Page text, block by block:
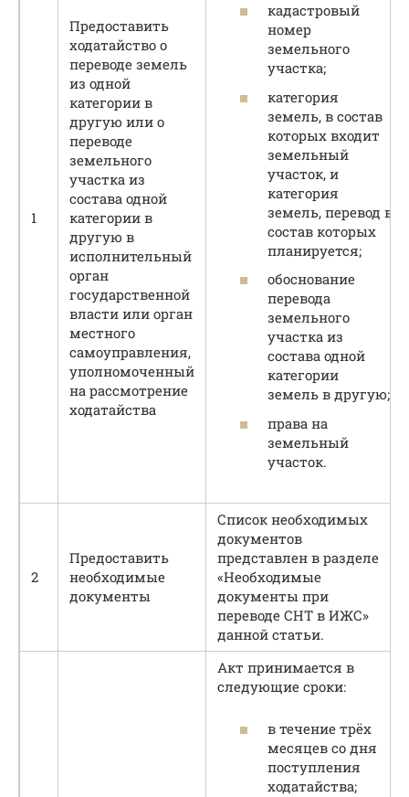
1
Предоставить
ходатайство о
переводе земель
из одной
категории в
другую или о
переводе
земельного
участка из
состава одной
категории в
другую в
исполнительный
орган
государственной
власти или орган
местного
самоуправления,
уполномоченный
на рассмотрение
ходатайства
кадастровый
номер
земельного
участка;
категория
земель, в состав
которых входит
земельный
участок, и
категория
земель, перевод в
состав которых
планируется;
обоснование
перевода
земельного
участка из
состава одной
категории
земель в другую;
права на
земельный
участок.
2
Предоставить
необходимые
документы
Список необходимых
документов
представлен в разделе
«Необходимые
документы при
переводе СНТ в ИЖС»
данной статьи.
Акт принимается в
следующие сроки:
в течение трёх
месяцев со дня
поступления
ходатайства;